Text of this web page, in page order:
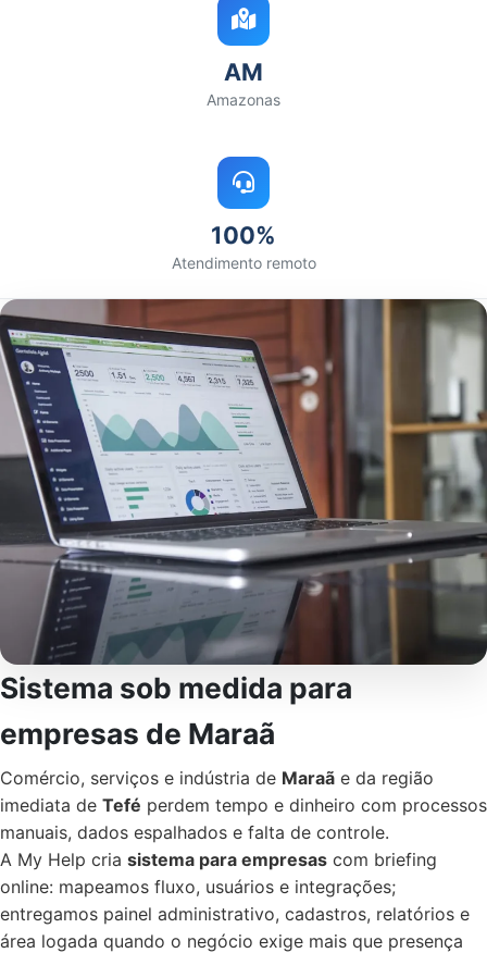
AM
Amazonas
100%
Atendimento remoto
Sistema sob medida para
empresas de Maraã
Comércio, serviços e indústria de Maraã e da região
imediata de Tefé perdem tempo e dinheiro com processos
manuais, dados espalhados e falta de controle.
A My Help cria sistema para empresas com briefing
online: mapeamos fluxo, usuários e integrações;
entregamos painel administrativo, cadastros, relatórios e
área logada quando o negócio exige mais que presença